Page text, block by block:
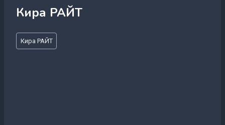
Кира РАЙТ
Метки
записи:
Кира РАЙТ